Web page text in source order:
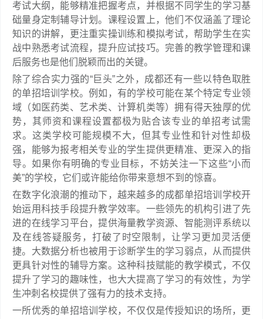
考试大纲，能够精准把握考点，并根据不同学生的学习基
础量身定制辅导计划。课程设置上，他们不仅涵盖了理论
知识的讲解，更注重实操训练和模拟考试，帮助学生在实
战中熟悉考试流程，提升应试技巧。完善的教学管理和课
后服务也是他们脱颖而出的关键。
除了综合实力强的“巨头”之外，成都还有一些以特色取胜
的单招培训学校。例如，有的学校可能在某个特定专业领
域（如医药类、艺术类、计算机类等）拥有得天独厚的优
势，其师资和课程设置都极为贴合该专业的单招考试需
求。这类学校可能规模不大，但其专业性和针对性却极
强，能够为报考相关专业的学生提供更精准、更深入的指
导。如果你有明确的专业目标，不妨关注一下这些“小而
美”的学校，它们或许能给你带来意想不到的惊喜。
在数字化浪潮的推动下，越来越多的成都单招培训学校开
始运用科技手段提升教学效率。一些领先的机构引进了先
进的在线学习平台，提供海量教学资源、智能测评系统以
及在线答疑服务，打破了时空限制，让学习更加灵活便
捷。大数据分析也被用于诊断学生的学习弱点，从而提供
更具针对性的辅导方案。这种科技赋能的教学模式，不仅
提升了学习的趣味性，也大大提高了学习的有效性，为学
生冲刺名校提供了强有力的技术支持。
一所优秀的单招培训学校，不仅仅是传授知识的场所，更